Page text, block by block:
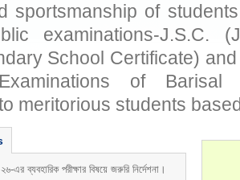
sportsmanship of
examinations-J.S.C.
School Certificate)
of
meritorious students
এর ব্যবহারিক পরীক্ষার বিষয়ে জরুরি নির্দেশনা।